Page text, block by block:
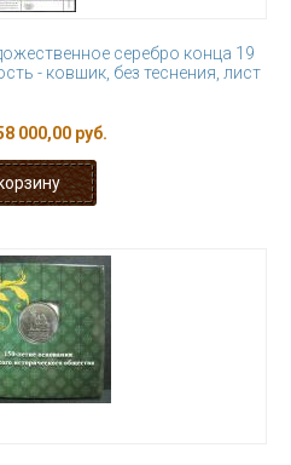
серебро конца 19
- ковшик, без теснения, лист
000,00 руб.